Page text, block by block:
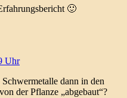
🙂
Uhr
dann in den
der Pflanze „abgebaut“?